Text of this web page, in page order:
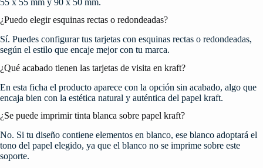
¿Puedo elegir esquinas rectas o redondeadas?
Sí. Puedes configurar tus tarjetas con esquinas rectas o redondeadas,
según el estilo que encaje mejor con tu marca.
¿Qué acabado tienen las tarjetas de visita en kraft?
En esta ficha el producto aparece con la opción sin acabado, algo que
encaja bien con la estética natural y auténtica del papel kraft.
¿Se puede imprimir tinta blanca sobre papel kraft?
No. Si tu diseño contiene elementos en blanco, ese blanco adoptará el
tono del papel elegido, ya que el blanco no se imprime sobre este
soporte.